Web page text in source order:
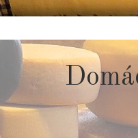
to
content